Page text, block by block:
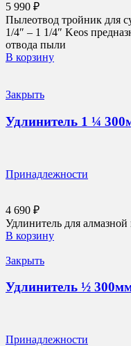
5 990 ₽
Пылеотвод тройник для
1/4″ – 1 1/4″ Keos
отвода пыли
В корзину
Закрыть
Удлинитель 1 ¼
Принадлежности
4 690 ₽
Удлинитель для
В корзину
Закрыть
Удлинитель ½
Принадлежности